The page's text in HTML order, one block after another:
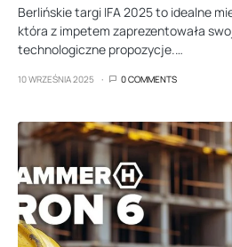
Berlińskie targi IFA 2025 to idealne
która z impetem zaprezentowała
technologiczne propozycje.…
10 WRZEŚNIA 2025 0 COMMENTS